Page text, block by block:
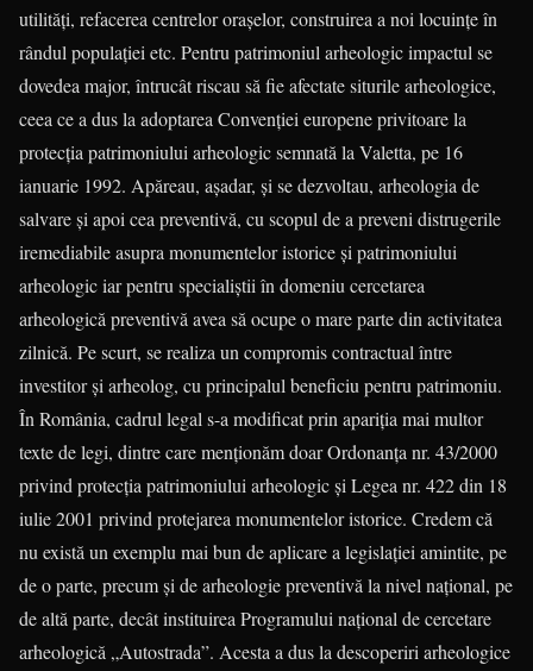
utilităţi, refacerea centrelor oraşelor, construirea a noi locuinţe în
rândul populaţiei etc. Pentru patrimoniul arheologic impactul se
dovedea major, întrucât riscau să fie afectate siturile arheologice,
ceea ce a dus la adoptarea Convenţiei europene privitoare la
protecţia patrimoniului arheologic semnată la Valetta, pe 16
ianuarie 1992. Apăreau, aşadar, şi se dezvoltau, arheologia de
salvare şi apoi cea preventivă, cu scopul de a preveni distrugerile
iremediabile asupra monumentelor istorice şi patrimoniului
arheologic iar pentru specialiştii în domeniu cercetarea
arheologică preventivă avea să ocupe o mare parte din activitatea
zilnică. Pe scurt, se realiza un compromis contractual între
investitor şi arheolog, cu principalul beneficiu pentru patrimoniu.
În România, cadrul legal s-a modificat prin apariţia mai multor
texte de legi, dintre care menţionăm doar Ordonanţa nr. 43/2000
privind protecţia patrimoniului arheologic şi Legea nr. 422 din 18
iulie 2001 privind protejarea monumentelor istorice. Credem că
nu există un exemplu mai bun de aplicare a legislaţiei amintite, pe
de o parte, precum şi de arheologie preventivă la nivel naţional, pe
de altă parte, decât instituirea Programului naţional de cercetare
arheologică „Autostrada”. Acesta a dus la descoperiri arheologice